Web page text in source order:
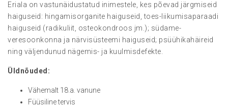
Eriala on vastunäidustatud inimestele, kes põevad järgmiseid
haiguseid: hingamisorganite haiguseid, toes-liikumisaparaadi
haiguseid (radikuliit, osteokondroos jm.); südame-
veresoonkonna ja närvisüsteemi haiguseid; psüühikahäireid
ning väljendunud nägemis- ja kuulmisdefekte.
Üldnõuded:
Vähemalt 18.a. vanune
Füüsiline tervis